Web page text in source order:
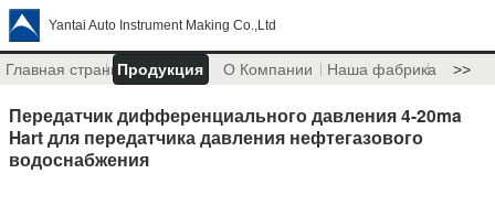
Yantai Auto Instrument Making Co.,Ltd
Главная страницаПродукция О Компании Наша фабрика >>
Передатчик дифференциального давления 4-20ma
Hart для передатчика давления нефтегазового
водоснабжения